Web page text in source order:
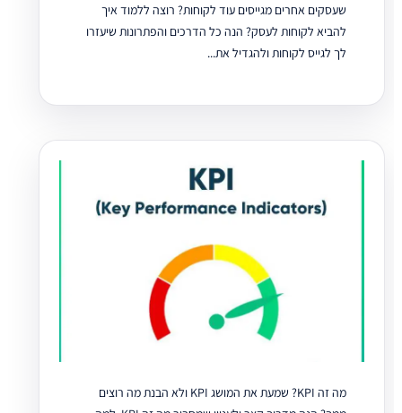
שעסקים אחרים מגייסים עוד לקוחות? רוצה ללמוד איך
להביא לקוחות לעסק? הנה כל הדרכים והפתרונות שיעזרו
לך לגייס לקוחות ולהגדיל את...
מה זה KPI? שמעת את המושג KPI ולא הבנת מה רוצים